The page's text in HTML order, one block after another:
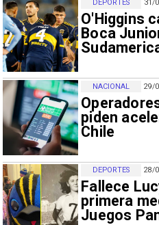
31/
O'Higgins
Boca
DEPORTES
29/
piden
Chile
NACIONAL
28/
Fallece
primera
Juegos
DEPORTES